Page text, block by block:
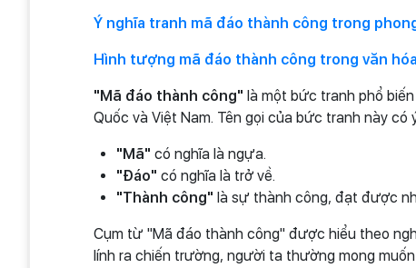
Ý nghĩa tranh mã đáo thành công trong
Hình tượng mã đáo thành công trong văn hóa
"Mã đáo thành công" là một bức tranh phổ
Quốc và Việt Nam. Tên gọi của bức tranh này có
"Mã" có nghĩa là ngựa.
"Đáo" có nghĩa là trở về.
"Thành công" là sự thành công, đạt được
Cụm từ "Mã đáo thành công" được hiểu theo
lính ra chiến trường, người ta thường mong